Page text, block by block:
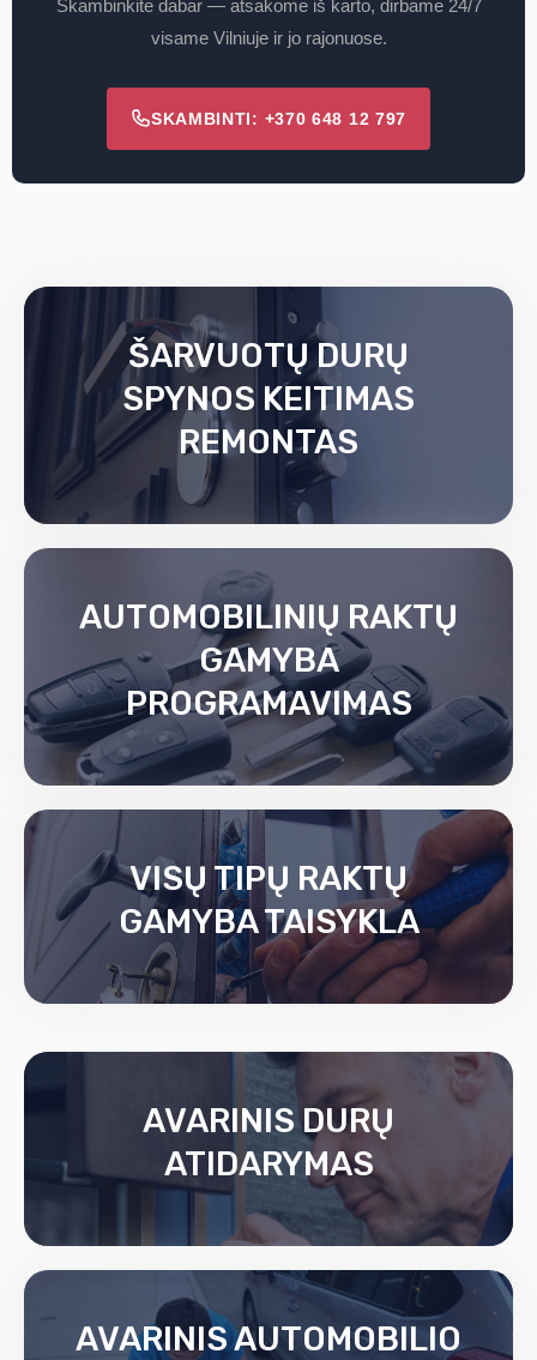
Skambinkite dabar — atsakome iš karto, dirbame 24/7
visame Vilniuje ir jo rajonuose.
SKAMBINTI: +370 648 12 797
ŠARVUOTŲ DURŲ
SPYNOS KEITIMAS
REMONTAS
AUTOMOBILINIŲ RAKTŲ
GAMYBA
PROGRAMAVIMAS
VISŲ TIPŲ RAKTŲ
GAMYBA TAISYKLA
AVARINIS DURŲ
ATIDARYMAS
AVARINIS AUTOMOBILIO